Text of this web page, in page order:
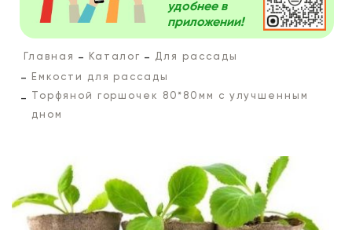
удобнее в
приложении!
Главная Каталог
Для рассады
Емкости для рассады
Торфяной горшочек 80*80мм с улучшенным
дном